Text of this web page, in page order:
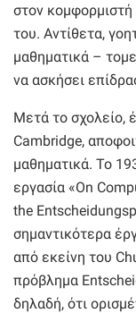
στον κομφορμιστή
του. Αντίθετα,
μαθηματικά –
να ασκήσει
Μετά το σχολείο,
Cambridge,
μαθηματικά. Το
εργασία «On
the
σημαντικότερα
από εκείνη του
πρόβλημα
δηλαδή, ότι